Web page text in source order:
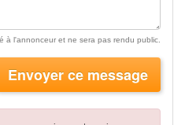
à l'annonceur et ne sera pas rendu public.
Envoyer ce message